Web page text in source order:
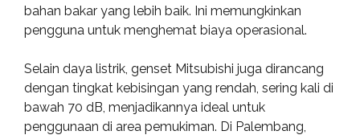
bahan bakar yang lebih baik. Ini memungkinkan
pengguna untuk menghemat biaya operasional.
Selain daya listrik, genset Mitsubishi juga dirancang
dengan tingkat kebisingan yang rendah, sering kali di
bawah 70 dB, menjadikannya ideal untuk
penggunaan di area pemukiman. Di Palembang,